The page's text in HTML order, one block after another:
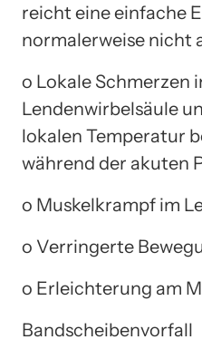
reicht eine einfache
normalerweise nicht
o Lokale Schmerzen
Lendenwirbelsäule
lokalen Temperatur
während der akuten
o Muskelkrampf im
o Verringerte
o Erleichterung am
Bandscheibenvorfall